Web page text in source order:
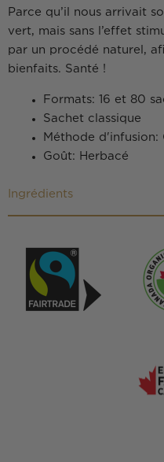
Parce qu’il nous arrivait
vert, mais sans l’effet
par un procédé naturel,
bienfaits. Santé !
Formats: 16 et 80
Sachet classique
Méthode d'infusion:
Goût: Herbacé
Ingrédients